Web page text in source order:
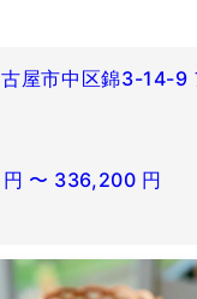
屋市中区錦3-14-9
円 〜 336,200 円